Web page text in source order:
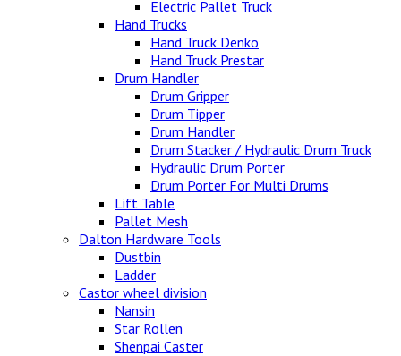
Electric Pallet Truck
Hand Trucks
Hand Truck Denko
Hand Truck Prestar
Drum Handler
Drum Gripper
Drum Tipper
Drum Handler
Drum Stacker / Hydraulic Drum Truck
Hydraulic Drum Porter
Drum Porter For Multi Drums
Lift Table
Pallet Mesh
Dalton Hardware Tools
Dustbin
Ladder
Castor wheel division
Nansin
Star Rollen
Shenpai Caster